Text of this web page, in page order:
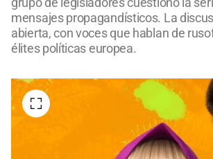
mensajes propagandísticos. La
abierta, con voces que hablan de
élites políticas europea.